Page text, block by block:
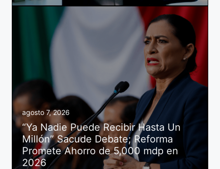
agosto 7, 2026
“Ya Nadie Puede Recibir Hasta Un
Millón” Sacude Debate; Reforma
Promete Ahorro de 5,000 mdp en
2026